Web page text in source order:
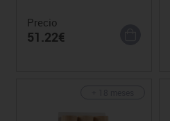
Precio
51.22€